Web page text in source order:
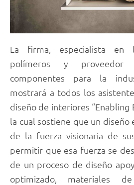
La firma, especialista en
polímeros y proveedor
componentes para la
mostrará a todos los
diseño de interiores “Enabling
la cual sostiene que un
de la fuerza visionaria de
permitir que esa fuerza se
de un proceso de diseño
optimizado, materiales